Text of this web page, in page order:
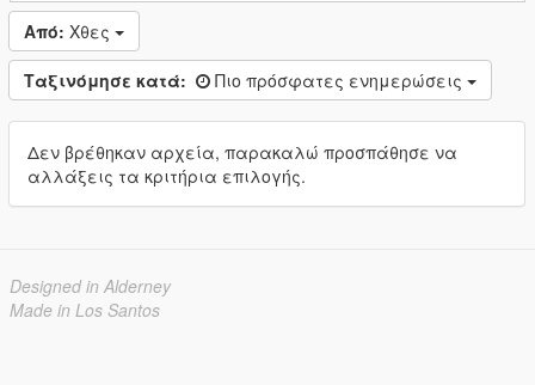
Από: Χθες
Ταξινόμησε κατά: Πιο πρόσφατες ενημερώσεις
Δεν βρέθηκαν αρχεία, παρακαλώ προσπάθησε να
αλλάξεις τα κριτήρια επιλογής.
Designed in Alderney
Made in Los Santos